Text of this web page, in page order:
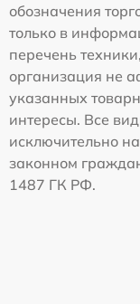
обозначения
только в
перечень
организация не
указанных
интересы. Все
исключительно
законном
1487 ГК РФ.